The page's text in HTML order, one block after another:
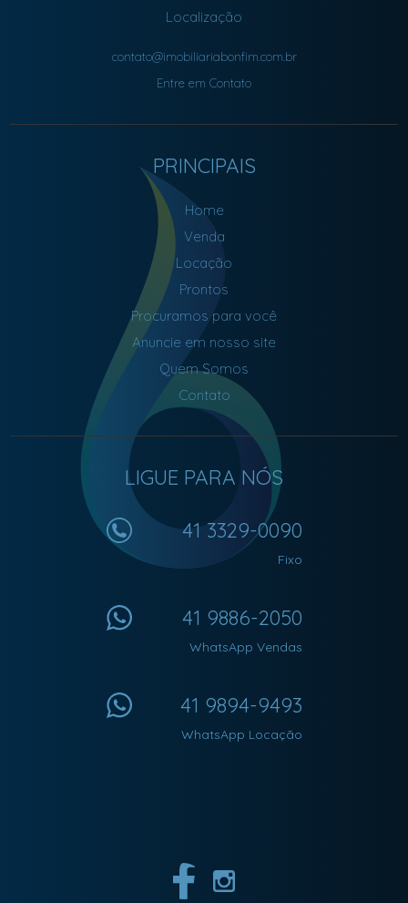
Localização
contato@imobiliariabonfim.com.br
Entre em Contato
PRINCIPAIS
Home
Venda
Locação
Prontos
Procuramos para você
Anuncie em nosso site
Quem Somos
Contato
LIGUE PARA NÓS
41 3329-0090
Fixo
41 9886-2050
WhatsApp Vendas
41 9894-9493
WhatsApp Locação